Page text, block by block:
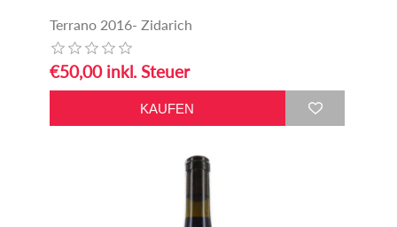
Terrano 2016- Zidarich
€50,00 inkl. Steuer